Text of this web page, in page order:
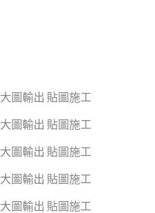
圖輸出 貼圖施工
圖輸出 貼圖施工
圖輸出 貼圖施工
圖輸出 貼圖施工
圖輸出 貼圖施工